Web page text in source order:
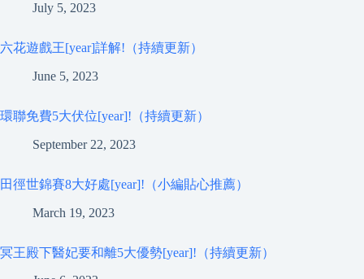
July 5, 2023
六花遊戲王[year]詳解!（持續更新）
June 5, 2023
環聯免費5大伏位[year]!（持續更新）
September 22, 2023
田徑世錦賽8大好處[year]!（小編貼心推薦）
March 19, 2023
冥王殿下醫妃要和離5大優勢[year]!（持續更新）